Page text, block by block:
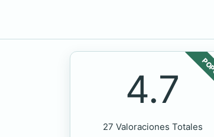
4.7
27 Valoraciones Totales